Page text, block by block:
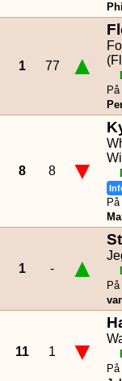
1 77 ▲
8 8 ▼
1 - ▲
11 1 ▼